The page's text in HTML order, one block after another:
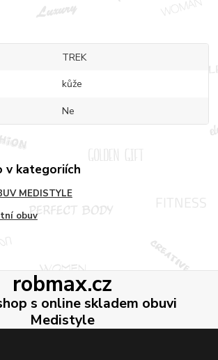
TREK
kůže
Ne
v kategoriích
MEDISTYLE
obuv
robmax.cz
s online skladem obuvi
Medistyle